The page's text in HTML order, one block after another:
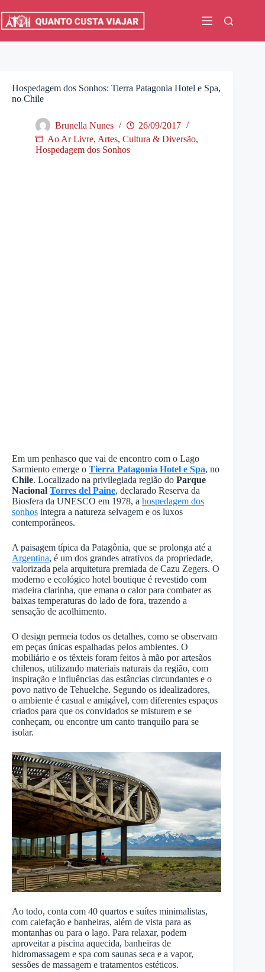
para
Hospedagem dos Sonhos: Tierra Patagonia Hotel e Spa,
no Chile
Brunella Nunes
26/09/2017
Ao Ar Livre, Artes, Cultura & Diversão,
Hospedagem dos Sonhos
Em um penhasco que vai de encontro com o Lago
Sarmiento emerge o Tierra Patagonia Hotel e Spa, no
Chile. Localizado na privilegiada região do Parque
Nacional Torres del Paine, declarado Reserva da
Biosfera da UNESCO em 1978, a hospedagem dos
sonhos integra a natureza selvagem e os luxos
contemporâneos.
A paisagem típica da Patagônia, que se prolonga até a
Argentina, é um dos grandes atrativos da propriedade,
valorizada pela arquitetura premiada de Cazu Zegers. O
moderno e ecológico hotel boutique é revestido com
madeira clarinha, que emana o calor para combater as
baixas temperaturas do lado de fora, trazendo a
sensação de acolhimento.
O design permeia todos os detalhes, como se observam
em peças únicas espalhadas pelos ambientes. O
mobiliário e os têxteis foram feitos à mão por artesãos
chilenos, utilizando materiais naturais da região, com
inspiração e influências das estâncias circundantes e o
povo nativo de Tehuelche. Segundo os idealizadores,
o ambiente é casual e amigável, com diferentes espaços
criados para que os convidados se misturem e se
conheçam, ou encontre um canto tranquilo para se
isolar.
Ao todo, conta com 40 quartos e suítes minimalistas,
com calefação e banheiras, além de vista para as
montanhas ou para o lago. Para relaxar, podem
aproveitar a piscina aquecida, banheiras de
hidromassagem e spa com saunas seca e a vapor,
sessões de massagem e tratamentos estéticos.